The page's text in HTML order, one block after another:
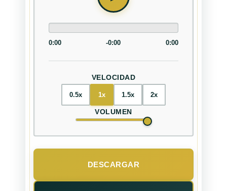
0:00 -0:00 0:00
VELOCIDAD
0.5x 1x 1.5x 2x
VOLUMEN
DESCARGAR